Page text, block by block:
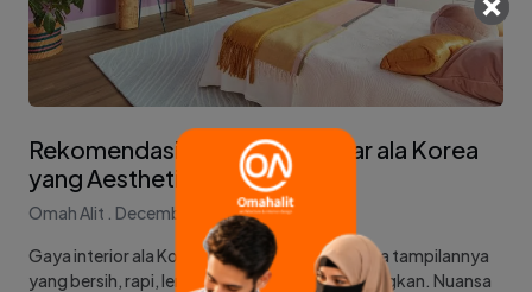
Rekomendasi Warna Cat Kamar ala Korea
yang Aesthetic & Bikin Betah
Omah Alit
December 3, 2025
Gaya interior ala Korea semakin populer karena tampilannya
yang bersih, rapi, lembut, dan sangat menenangkan. Nuansa